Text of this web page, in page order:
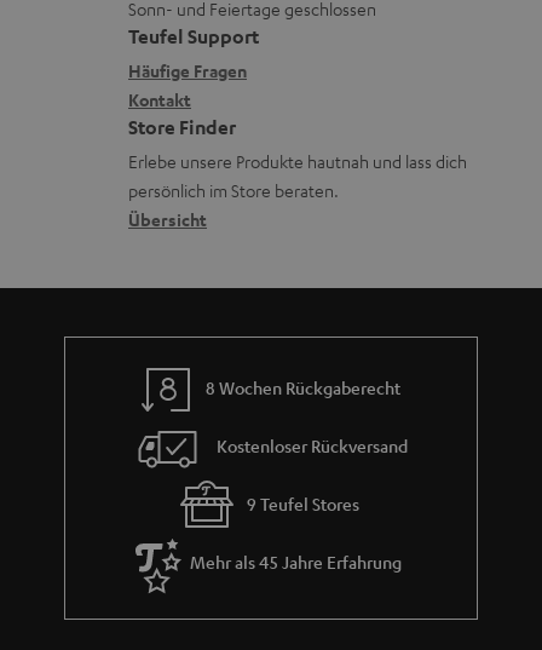
u
r
G
a
r
a
n
i
e
t
e
R
ü
c
k
a
h
m
e
x
i
k
o
n
a
k
t
d
a
t
n
Sonn- und Feiertage geschlossen
Teufel Support
Häufige Fragen
Kontakt
Store Finder
Erlebe unsere Produkte hautnah und lass dich
persönlich im Store beraten.
Übersicht
8 Wochen Rückgaberecht
Kostenloser Rückversand
9 Teufel Stores
Mehr als 45 Jahre Erfahrung